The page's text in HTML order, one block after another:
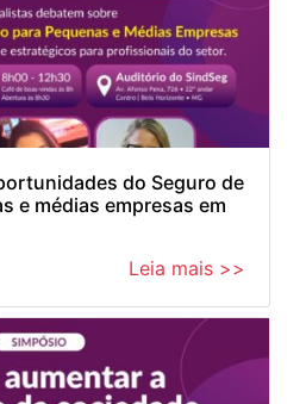
do Seguro de
e médias empresas em
Leia mais >>